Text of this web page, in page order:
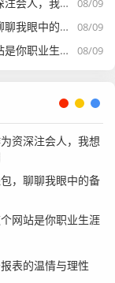
级审计员 -> 经
金字塔，越往上
08/09
的备考真相
08/09
或缺的老伙计？
资深注会人，我想
，聊聊我眼中的备
网站是你职业生涯
表的温情与理性